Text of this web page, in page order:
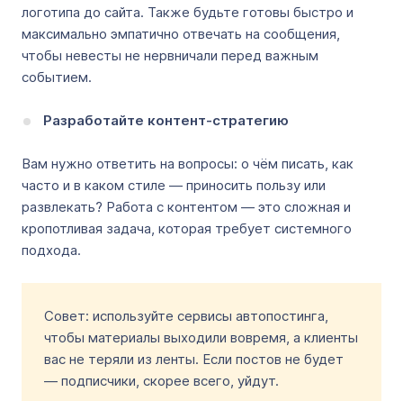
логотипа до сайта. Также будьте готовы быстро и
максимально эмпатично отвечать на сообщения,
чтобы невесты не нервничали перед важным
событием.
Разработайте контент-стратегию
Вам нужно ответить на вопросы: о чём писать, как
часто и в каком стиле — приносить пользу или
развлекать? Работа с контентом — это сложная и
кропотливая задача, которая требует системного
подхода.
Совет: используйте сервисы автопостинга,
чтобы материалы выходили вовремя, а клиенты
вас не теряли из ленты. Если постов не будет
— подписчики, скорее всего, уйдут.